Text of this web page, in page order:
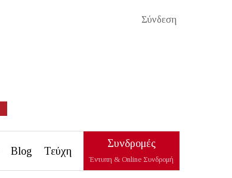
Σύνδεση
Blog Τεύχη
Συνδρομές
Έντυπη & Online Συνδρομή